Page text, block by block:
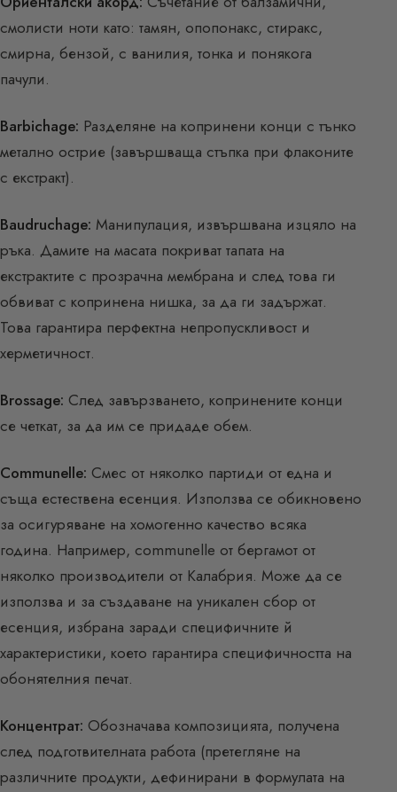
смолисти ноти като: тамян, опопонакс, стиракс,
смирна, бензой, с ванилия, тонка и понякога
пачули.
Barbichage: Разделяне на копринени конци с тънко
метално острие (завършваща стъпка при флаконите
с екстракт).
Baudruchage: Манипулация, извършвана изцяло на
ръка. Дамите на масата покриват тапата на
екстрактите с прозрачна мембрана и след това ги
обвиват с копринена нишка, за да ги задържат.
Това гарантира перфектна непропускливост и
херметичност.
Brossage: След завързването, копринените конци
се четкат, за да им се придаде обем.
Communelle: Смес от няколко партиди от една и
съща естествена есенция. Използва се обикновено
за осигуряване на хомогенно качество всяка
година. Например, communelle от бергамот от
няколко производители от Калабрия. Може да се
използва и за създаване на уникален сбор от
есенция, избрана заради специфичните й
характеристики, което гарантира специфичността на
обонятелния печат.
Концентрат: Обозначава композицията, получена
след подготвителната работа (претегляне на
различните продукти, дефинирани в формулата на